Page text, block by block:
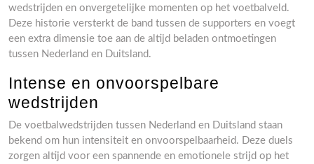
wedstrijden en onvergetelijke momenten op het voetbalveld.
Deze historie versterkt de band tussen de supporters en voegt
een extra dimensie toe aan de altijd beladen ontmoetingen
tussen Nederland en Duitsland.
Intense en onvoorspelbare
wedstrijden
De voetbalwedstrijden tussen Nederland en Duitsland staan
bekend om hun intensiteit en onvoorspelbaarheid. Deze duels
zorgen altijd voor een spannende en emotionele strijd op het